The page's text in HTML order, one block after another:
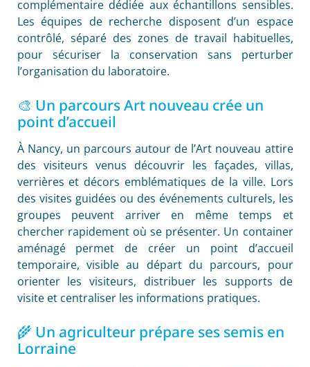
complémentaire dédiée aux échantillons sensibles.
Les équipes de recherche disposent d’un espace
contrôlé, séparé des zones de travail habituelles,
pour sécuriser la conservation sans perturber
l’organisation du laboratoire.
🎨 Un parcours Art nouveau crée un
point d’accueil
À Nancy, un parcours autour de l’Art nouveau attire
des visiteurs venus découvrir les façades, villas,
verrières et décors emblématiques de la ville. Lors
des visites guidées ou des événements culturels, les
groupes peuvent arriver en même temps et
chercher rapidement où se présenter. Un container
aménagé permet de créer un point d’accueil
temporaire, visible au départ du parcours, pour
orienter les visiteurs, distribuer les supports de
visite et centraliser les informations pratiques.
🌾 Un agriculteur prépare ses semis en
Lorraine